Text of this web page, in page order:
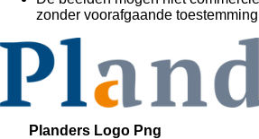
zonder voorafgaande
Planders Logo Png